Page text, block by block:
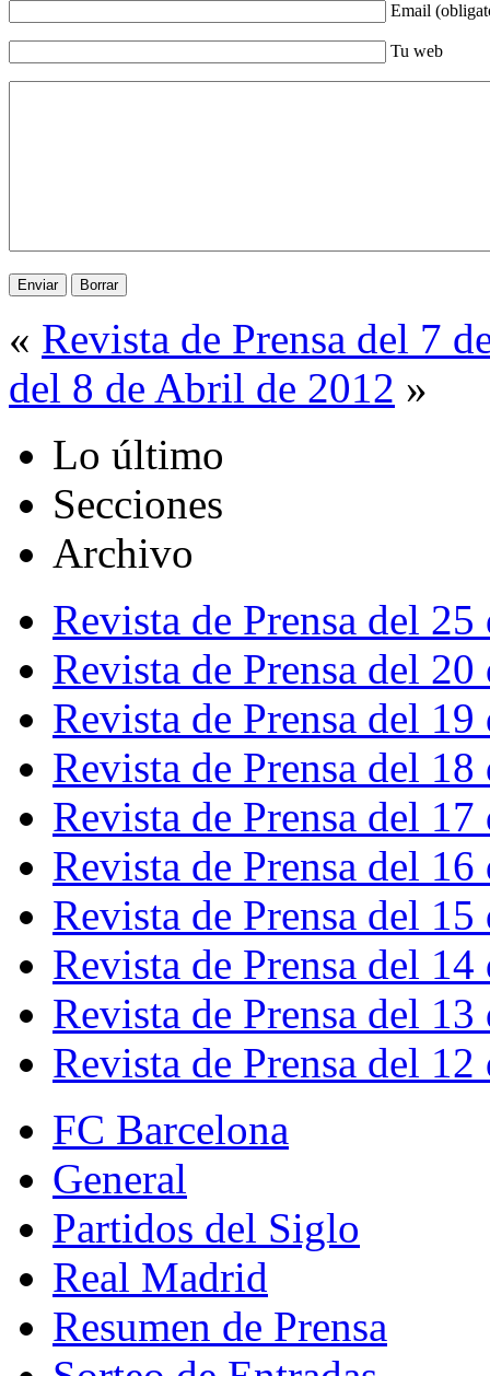
Email
Tu web
« Revista de Prensa del 7
del 8 de Abril de 2012 »
Lo último
Secciones
Archivo
Revista de Prensa del
Revista de Prensa del
Revista de Prensa del
Revista de Prensa del
Revista de Prensa del
Revista de Prensa del
Revista de Prensa del
Revista de Prensa del
Revista de Prensa del
Revista de Prensa del
FC Barcelona
General
Partidos del Siglo
Real Madrid
Resumen de Prensa